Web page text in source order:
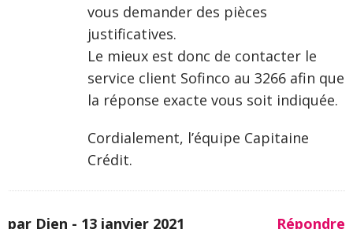
vous demander des pièces
justificatives.
Le mieux est donc de contacter le
service client Sofinco au 3266 afin que
la réponse exacte vous soit indiquée.
Cordialement, l’équipe Capitaine
Crédit.
par Dien - 13 janvier 2021
Répondre